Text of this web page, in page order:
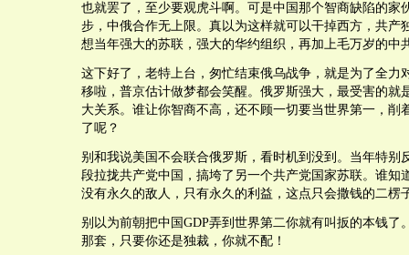
也就罢了，至少要观虎斗啊。可是中国那个智商缺陷的家
步，中俄合作无上限。真以为这样就可以干掉西方，共产
想当年强大的苏联，强大的华约组织，再加上毛万岁的中
这下好了，老特上台，匆忙结束俄乌战争，就是为了全力
移啦，普京估计做梦都会笑醒。俄罗斯强大，最受害的就
大关系。谁让你智商不高，还不顾一切要当世界第一，削
了呢？
别和我说美国不会联合俄罗斯，看时机到没到。当年特别
段拉拢共产党中国，搞垮了另一个共产党国家苏联。谁知
没有永久的敌人，只有永久的利益，这点只会撒钱的二楞
别以为前朝把中国GDP弄到世界第二你就有叫扳的本钱了
那套，只要你还是独裁，你就不配！